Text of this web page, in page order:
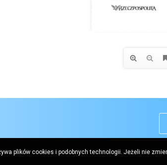
plików cookies i podobnych technologii. Jeżeli nie